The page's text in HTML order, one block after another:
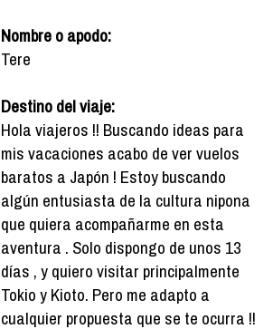
Nombre o apodo:
Tere
Destino del viaje:
Hola viajeros !! Buscando ideas para
mis vacaciones acabo de ver vuelos
baratos a Japón ! Estoy buscando
algún entusiasta de la cultura nipona
que quiera acompañarme en esta
aventura . Solo dispongo de unos 13
días , y quiero visitar principalmente
Tokio y Kioto. Pero me adapto a
cualquier propuesta que se te ocurra !!